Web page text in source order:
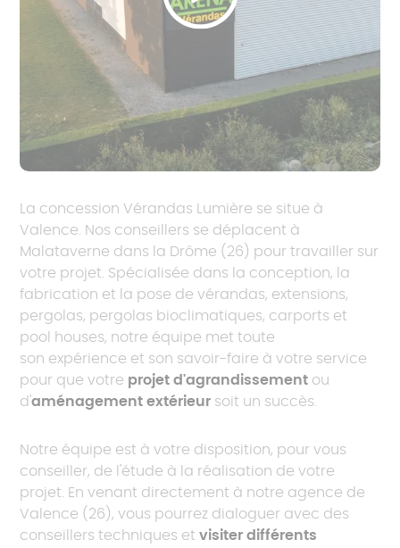
La concession Vérandas Lumière se situe à
Valence. Nos conseillers se déplacent à
Malataverne dans la Drôme (26) pour travailler sur
votre projet. Spécialisée dans la conception, la
fabrication et la pose de vérandas, extensions,
pergolas, pergolas bioclimatiques, carports et
pool houses, notre équipe met toute
son expérience et son savoir-faire à votre service
pour que votre projet d'agrandissement ou
d'aménagement extérieur soit un succès.
Notre équipe est à votre disposition, pour vous
conseiller, de l'étude à la réalisation de votre
projet. En venant directement à notre agence de
Valence (26), vous pourrez dialoguer avec des
conseillers techniques etvisiter différents